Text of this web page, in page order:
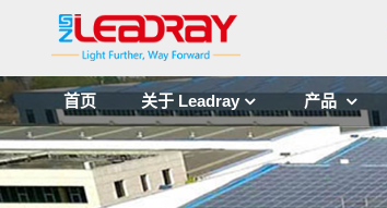
首页 关于 Leadray 产品